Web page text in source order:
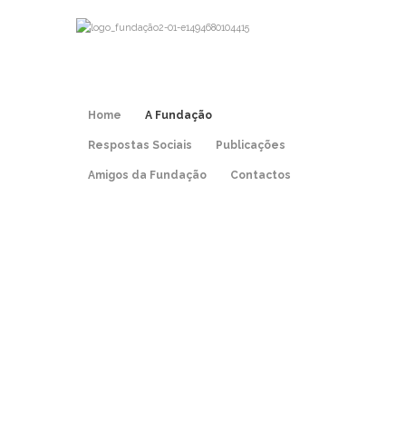
Home A Fundação
Respostas Sociais Publicações
Amigos da Fundação Contactos